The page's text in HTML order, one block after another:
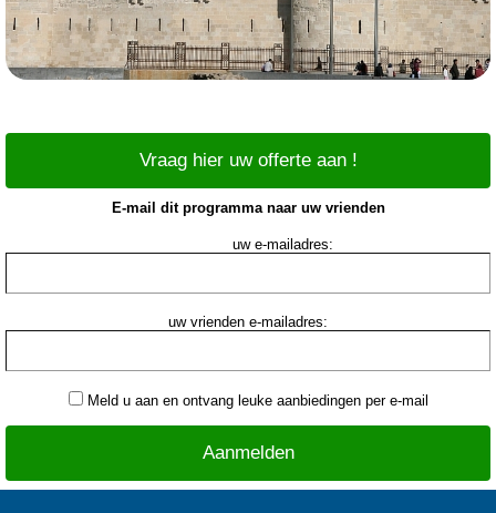
Vraag hier uw offerte aan !
E-mail dit programma naar uw vrienden
uw e-mailadres:
uw vrienden e-mailadres:
Meld u aan en ontvang leuke aanbiedingen per e-mail